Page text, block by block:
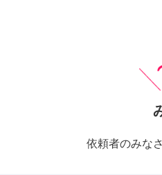
依頼者のみな